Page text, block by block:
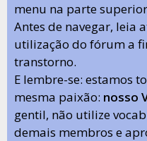
menu na parte
Antes de navegar, leia
utilização do fórum a
transtorno.
E lembre-se: estamos
mesma paixão: nosso
gentil, não utilize
demais membros e